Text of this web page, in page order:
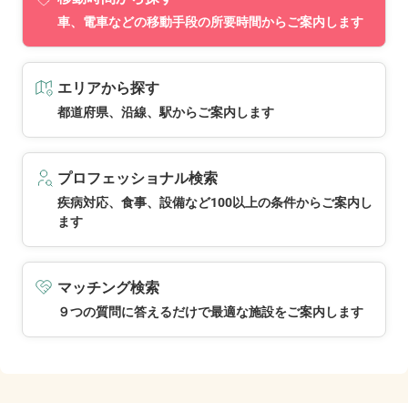
車、電車などの移動手段の所要時間からご案内します
エリアから探す
都道府県、沿線、駅からご案内します
プロフェッショナル検索
疾病対応、食事、設備など100以上の条件からご案内し
ます
マッチング検索
９つの質問に答えるだけで最適な施設をご案内します